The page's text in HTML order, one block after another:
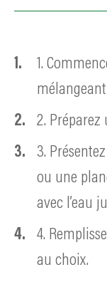
1.
2. Préparez
3.
ou une
avec l’eau
4.
au choix.